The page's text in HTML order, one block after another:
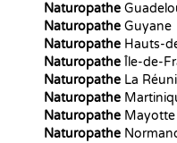
Naturopathe
Naturopathe Guyane
Naturopathe Hauts-
Naturopathe Île-de-
Naturopathe La
Naturopathe
Naturopathe Mayotte
Naturopathe